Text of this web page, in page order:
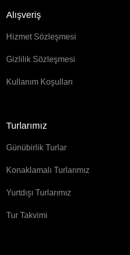
Alışveriş
Hizmet Sözleşmesi
Gizlilik Sözleşmesi
Kullanım Koşulları
Turlarımız
Günübirlik Turlar
Konaklamalı Turlarımız
Yurtdışı Turlarımız
Tur Takvimi